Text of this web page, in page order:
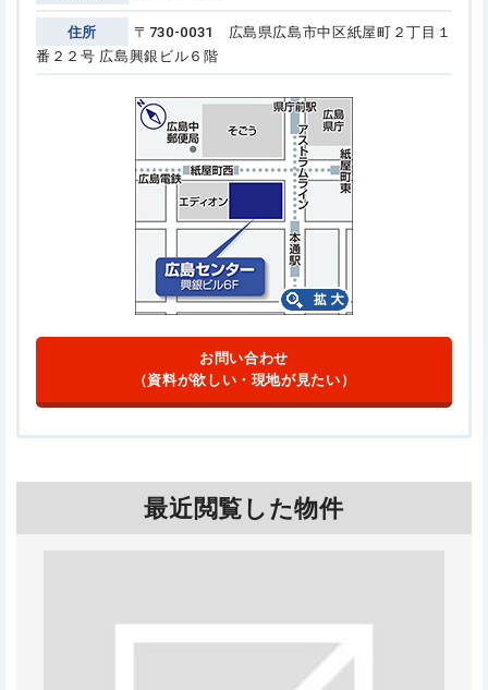
住所
〒730-0031 広島県広島市中区紙屋町２丁目１
番２２号 広島興銀ビル６階
お問い合わせ
（資料が欲しい・現地が見たい）
最近閲覧した物件